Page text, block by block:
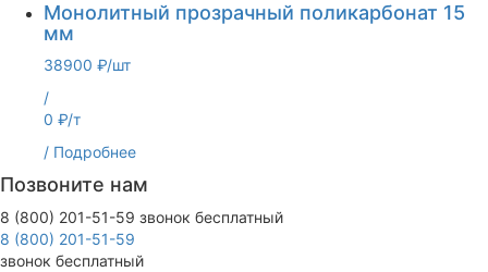
Монолитный прозрачный поликарбонат 15
мм
38900 ₽/шт
/
0 ₽/т
/ Подробнее
Позвоните нам
8 (800) 201-51-59
звонок бесплатный